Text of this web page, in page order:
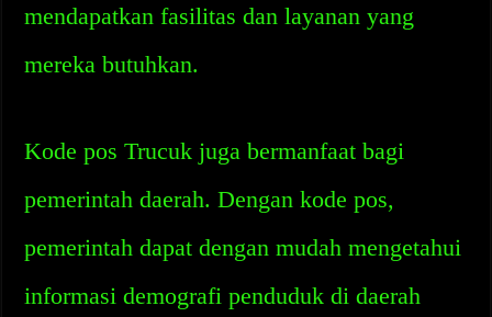
mendapatkan fasilitas dan layanan yang
mereka butuhkan.
Kode pos Trucuk juga bermanfaat bagi
pemerintah daerah. Dengan kode pos,
pemerintah dapat dengan mudah mengetahui
informasi demografi penduduk di daerah